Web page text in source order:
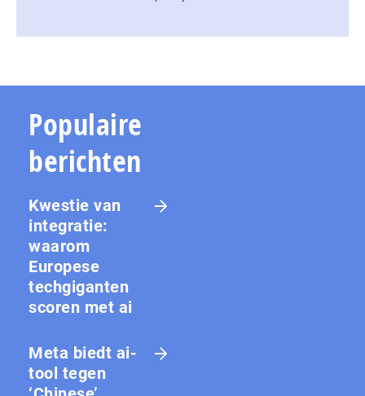
Populaire
berichten
Kwestie van
integratie:
waarom
Europese
techgiganten
scoren met ai
Meta biedt ai-
tool tegen